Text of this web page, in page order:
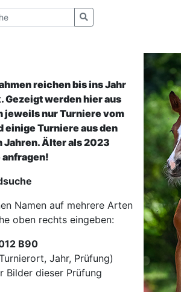
reichen bis ins Jahr
Gezeigt werden hier aus
jeweils nur Turniere vom
einige Turniere aus den
Jahren. Älter als 2023
Namen auf mehrere Arten
oben rechts eingeben:
B90
Jahr, Prüfung)
Bilder dieser Prüfung